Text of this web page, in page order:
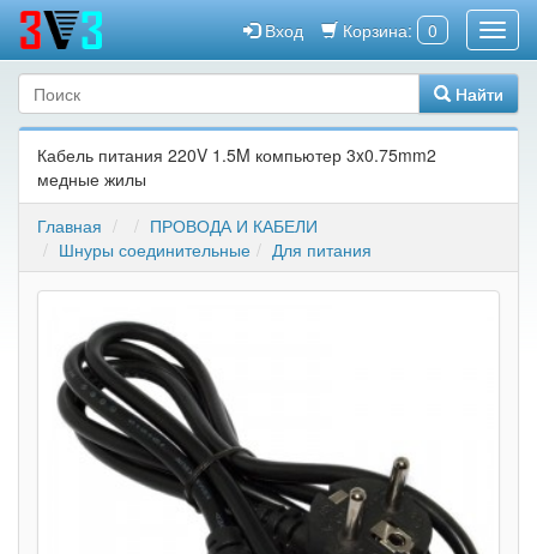
Корзина: 0
Вход
Найти
Кабель питания 220V 1.5M компьютер 3x0.75mm2
медные жилы
Главная
ПРОВОДА И КАБЕЛИ
Шнуры соединительные
Для питания